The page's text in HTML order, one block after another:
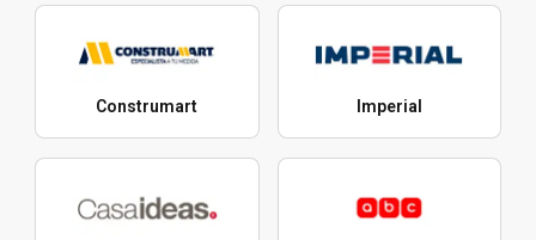
Construmart Imperial